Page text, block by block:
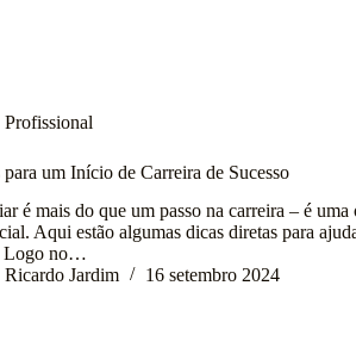
Profissional
um Início de Carreira de Sucesso
é mais do que um passo na carreira – é
Aqui estão algumas dicas diretas para
Logo no…
Ricardo Jardim
16 setembro 2024